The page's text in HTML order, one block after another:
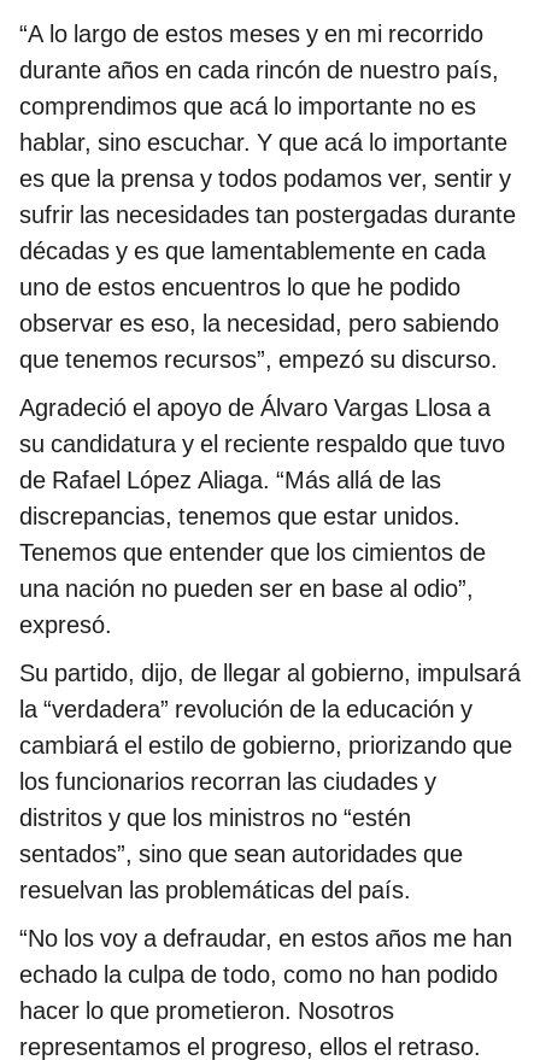
“A lo largo de estos meses y en mi recorrido
durante años en cada rincón de nuestro país,
comprendimos que acá lo importante no es
hablar, sino escuchar. Y que acá lo importante
es que la prensa y todos podamos ver, sentir y
sufrir las necesidades tan postergadas durante
décadas y es que lamentablemente en cada
uno de estos encuentros lo que he podido
observar es eso, la necesidad, pero sabiendo
que tenemos recursos”, empezó su discurso.
Agradeció el apoyo de Álvaro Vargas Llosa a
su candidatura y el reciente respaldo que tuvo
de Rafael López Aliaga. “Más allá de las
discrepancias, tenemos que estar unidos.
Tenemos que entender que los cimientos de
una nación no pueden ser en base al odio”,
expresó.
Su partido, dijo, de llegar al gobierno, impulsará
la “verdadera” revolución de la educación y
cambiará el estilo de gobierno, priorizando que
los funcionarios recorran las ciudades y
distritos y que los ministros no “estén
sentados”, sino que sean autoridades que
resuelvan las problemáticas del país.
“No los voy a defraudar, en estos años me han
echado la culpa de todo, como no han podido
hacer lo que prometieron. Nosotros
representamos el progreso, ellos el retraso.